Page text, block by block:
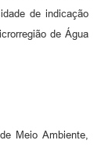
de indicação
de Água
Meio Ambiente,